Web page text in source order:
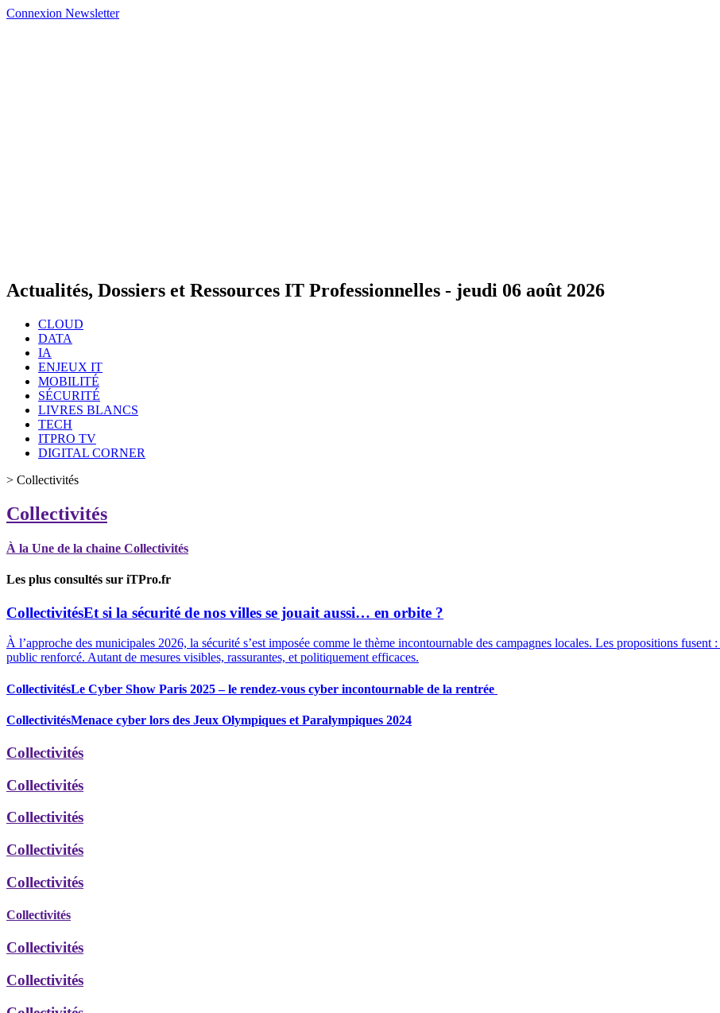
Connexion Newsletter
Actualités, Dossiers et Ressources IT Professionnelles - jeudi 06 août 2026
CLOUD
DATA
IA
ENJEUX IT
MOBILITÉ
SÉCURITÉ
LIVRES BLANCS
TECH
ITPRO TV
DIGITAL CORNER
> Collectivités
Collectivités
À la Une de la chaine Collectivités
Les plus consultés sur iTPro.fr
CollectivitésEt si la sécurité de nos villes se jouait aussi… en orbite ?
À l’approche des municipales 2026, la sécurité s’est imposée comme le thème incontournable des campagnes locales. Les propositions
public renforcé. Autant de mesures visibles, rassurantes, et politiquement efficaces.
CollectivitésLe Cyber Show Paris 2025 – le rendez-vous cyber incontournable de la rentrée
CollectivitésMenace cyber lors des Jeux Olympiques et Paralympiques 2024
Collectivités
Collectivités
Collectivités
Collectivités
Collectivités
Collectivités
Collectivités
Collectivités